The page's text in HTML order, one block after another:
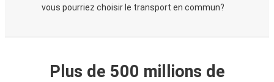
vous pourriez choisir le transport en commun?
Plus de 500 millions de